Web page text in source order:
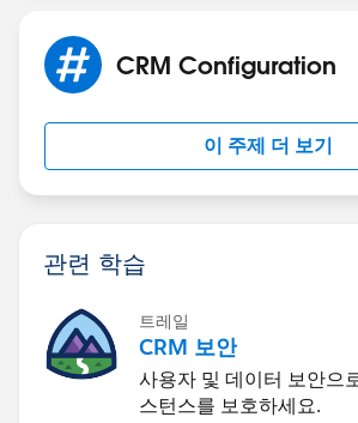
CRM Configuration
이 주제 더 보기
관련 학습
트레일
CRM 보안
사용자 및 데이터 보안으
스턴스를 보호하세요.